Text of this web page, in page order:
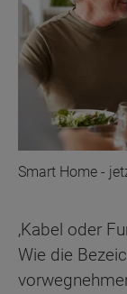
Smart Home -
‚Kabel oder
Wie die